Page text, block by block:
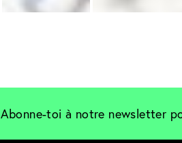
Abonne-toi à notre newsletter